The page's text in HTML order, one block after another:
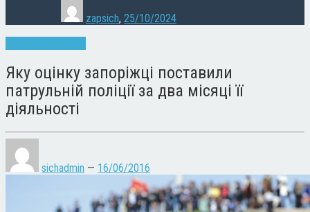
zapsich, 25/10/2024
Яку оцінку запоріжці поставили
патрульній поліції за два місяці її
діяльності
sichadmin — 16/06/2016